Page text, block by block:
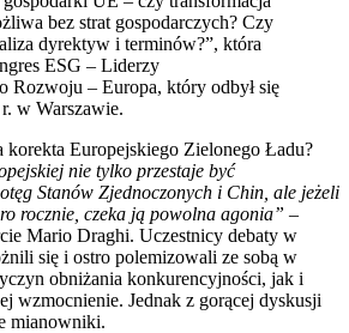
bez strat gospodarczych? Czy
dyrektyw i terminów?”, która
ESG – Liderzy
Rozwoju – Europa, który odbył się
w Warszawie.
korekta Europejskiego Zielonego Ładu?
nie tylko przestaje być
Stanów Zjednoczonych i Chin, ale jeżeli
rocznie, czeka ją powolna agonia” –
Mario Draghi. Uczestnicy debaty w
się i ostro polemizowali ze sobą w
obniżania konkurencyjności, jak i
wzmocnienie. Jednak z gorącej dyskusji
mianowniki.